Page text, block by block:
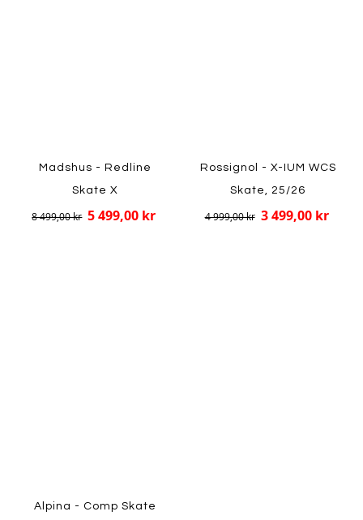
Madshus - Redline
Skate X
8 499,00 kr 5 499,00 kr
Rossignol - X-IUM WCS
Skate, 25/26
4 999,00 kr 3 499,00 kr
Alpina - Comp Skate